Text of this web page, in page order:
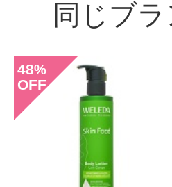
同じブ
48%
OFF